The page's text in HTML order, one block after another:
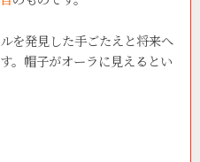
を発見した手ごたえと将来へ
。帽子がオーラに見えるとい